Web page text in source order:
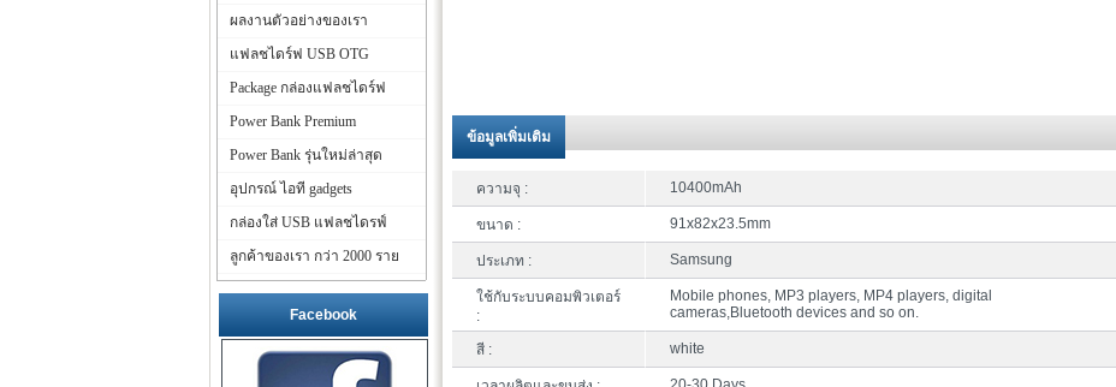
ข้อมูลเพิ่มเติม
ความจุ : 10400mAh
ขนาด : 91x82x23.5mm
ประเภท : Samsung
ใช้กับระบบคอมพิวเตอร์
:
Mobile phones, MP3 players, MP4 players, digital
cameras,Bluetooth devices and so on.
สี : white
ผลงานตัวอย่างของเรา
แฟลชไดร์ฟ USB OTG
Package กล่องแฟลชไดร์ฟ
Power Bank Premium
Power Bank รุ่นใหม่ล่าสุด
อุปกรณ์ ไอที gadgets
กล่องใส่ USB แฟลชไดรฟ์
ลูกค้าของเรา กว่า 2000 ราย
Facebook